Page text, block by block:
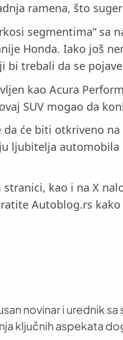
ramena, što
segmentima“
Honda. Iako još
trebali da se
kao Acura
SUV mogao da
će biti otkriveno
ljubitelja
stranici, kao i na X
Autoblog.rs
novinar i urednik
ključnih aspekata